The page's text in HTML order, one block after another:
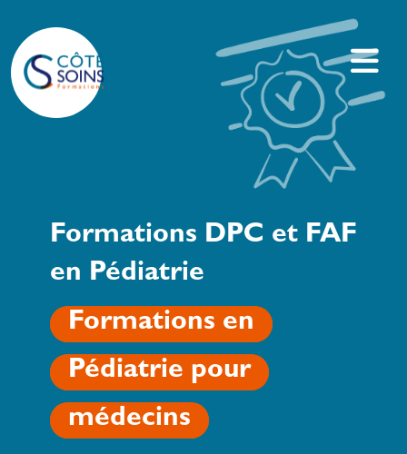
Formations DPC et FAF
en Pédiatrie
Formations en
Pédiatrie pour
médecins